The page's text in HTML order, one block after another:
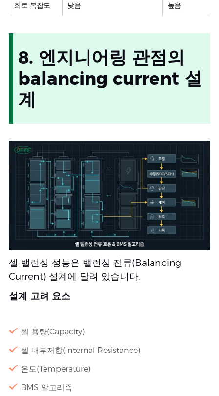
회로 복잡도 낮음 높음
8. 엔지니어링 관점의
balancing current 설
계
셀 밸런싱 성능은 밸런싱 전류(Balancing
Current) 설계에 달려 있습니다.
설계 고려 요소
셀 용량(Capacity)
셀 내부저항(Internal Resistance)
온도(Temperature)
BMS 알고리즘